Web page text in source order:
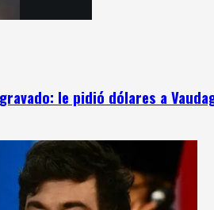
le pidió dólares a